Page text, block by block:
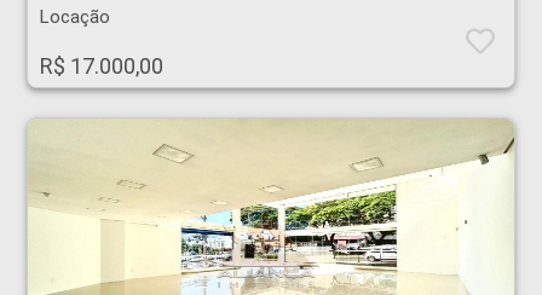
Locação
R$ 17.000,00